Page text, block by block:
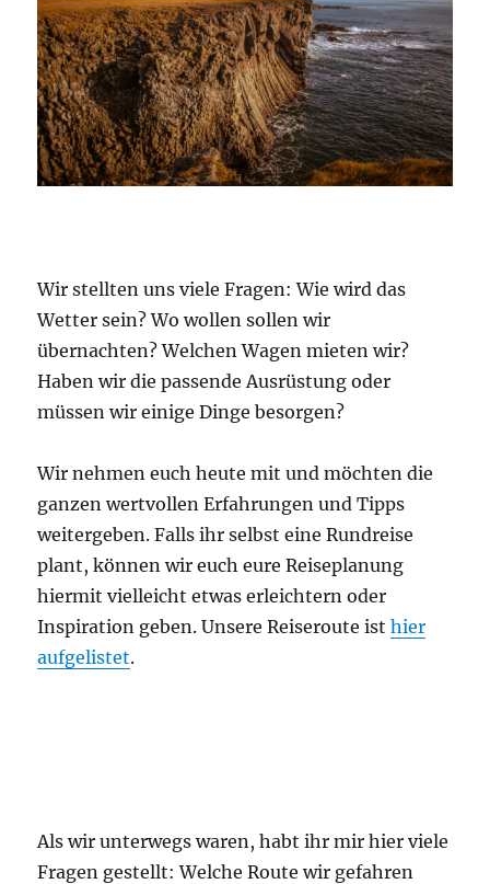
Wir stellten uns viele Fragen: Wie wird das
Wetter sein? Wo wollen sollen wir
übernachten? Welchen Wagen mieten wir?
Haben wir die passende Ausrüstung oder
müssen wir einige Dinge besorgen?
Wir nehmen euch heute mit und möchten die
ganzen wertvollen Erfahrungen und Tipps
weitergeben. Falls ihr selbst eine Rundreise
plant, können wir euch eure Reiseplanung
hiermit vielleicht etwas erleichtern oder
Inspiration geben. Unsere Reiseroute isthier
aufgelistet.
Als wir unterwegs waren, habt ihr mir hier viele
Fragen gestellt: Welche Route wir gefahren